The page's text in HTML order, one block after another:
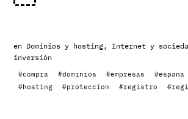
en Dominios y hosting, Internet y
inversión
#compra #dominios #empresas #espana
#hosting
#proteccion #registro